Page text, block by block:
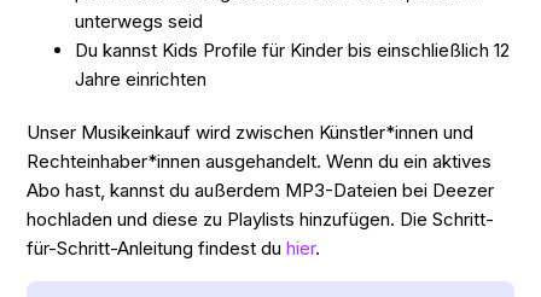
unterwegs seid
Du kannst Kids Profile für Kinder bis einschließlich 12
Jahre einrichten
Unser Musikeinkauf wird zwischen Künstler*innen und
Rechteinhaber*innen ausgehandelt. Wenn du ein aktives
Abo hast, kannst du außerdem MP3-Dateien bei Deezer
hochladen und diese zu Playlists hinzufügen. Die Schritt-
für-Schritt-Anleitung findest duhier.